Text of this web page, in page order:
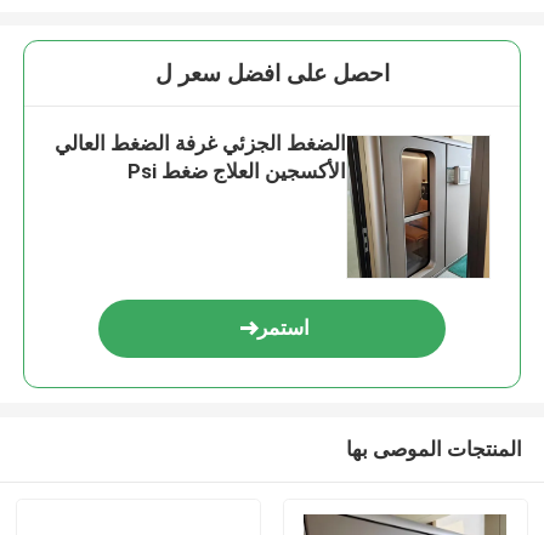
احصل على افضل سعر ل
الضغط الجزئي غرفة الضغط العالي
الأكسجين العلاج ضغط Psi
استمر
المنتجات الموصى بها